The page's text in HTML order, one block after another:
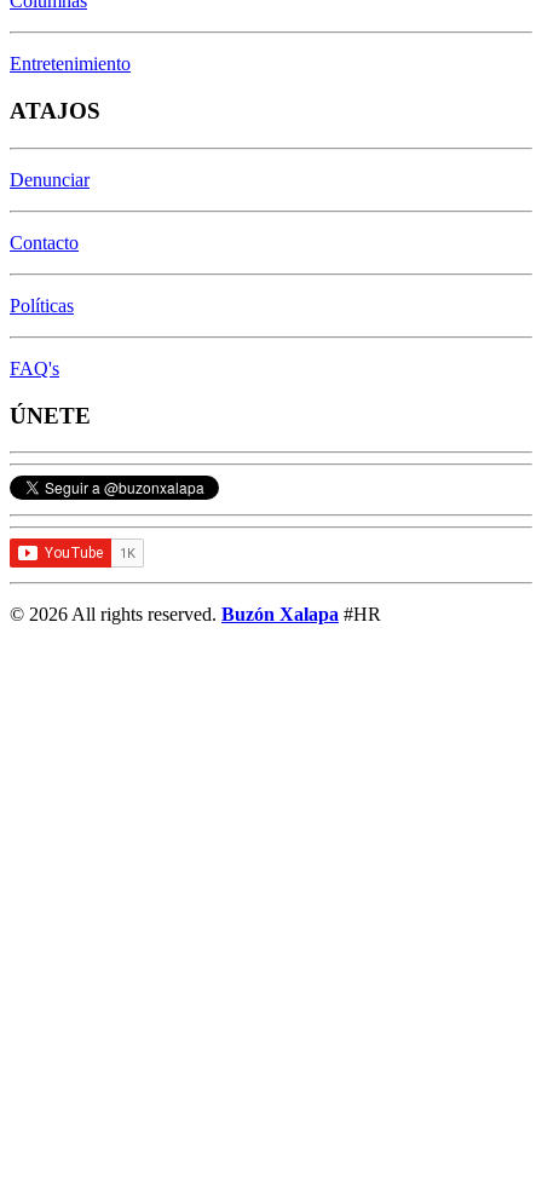
Entretenimiento
ATAJOS
Denunciar
Contacto
Políticas
FAQ's
ÚNETE
© 2026 All rights reserved. Buzón Xalapa #HR